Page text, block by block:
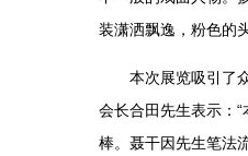
装潇洒飘逸，粉色的
本次展览吸引了众
会长合田先生表示：
棒。聂干因先生笔法